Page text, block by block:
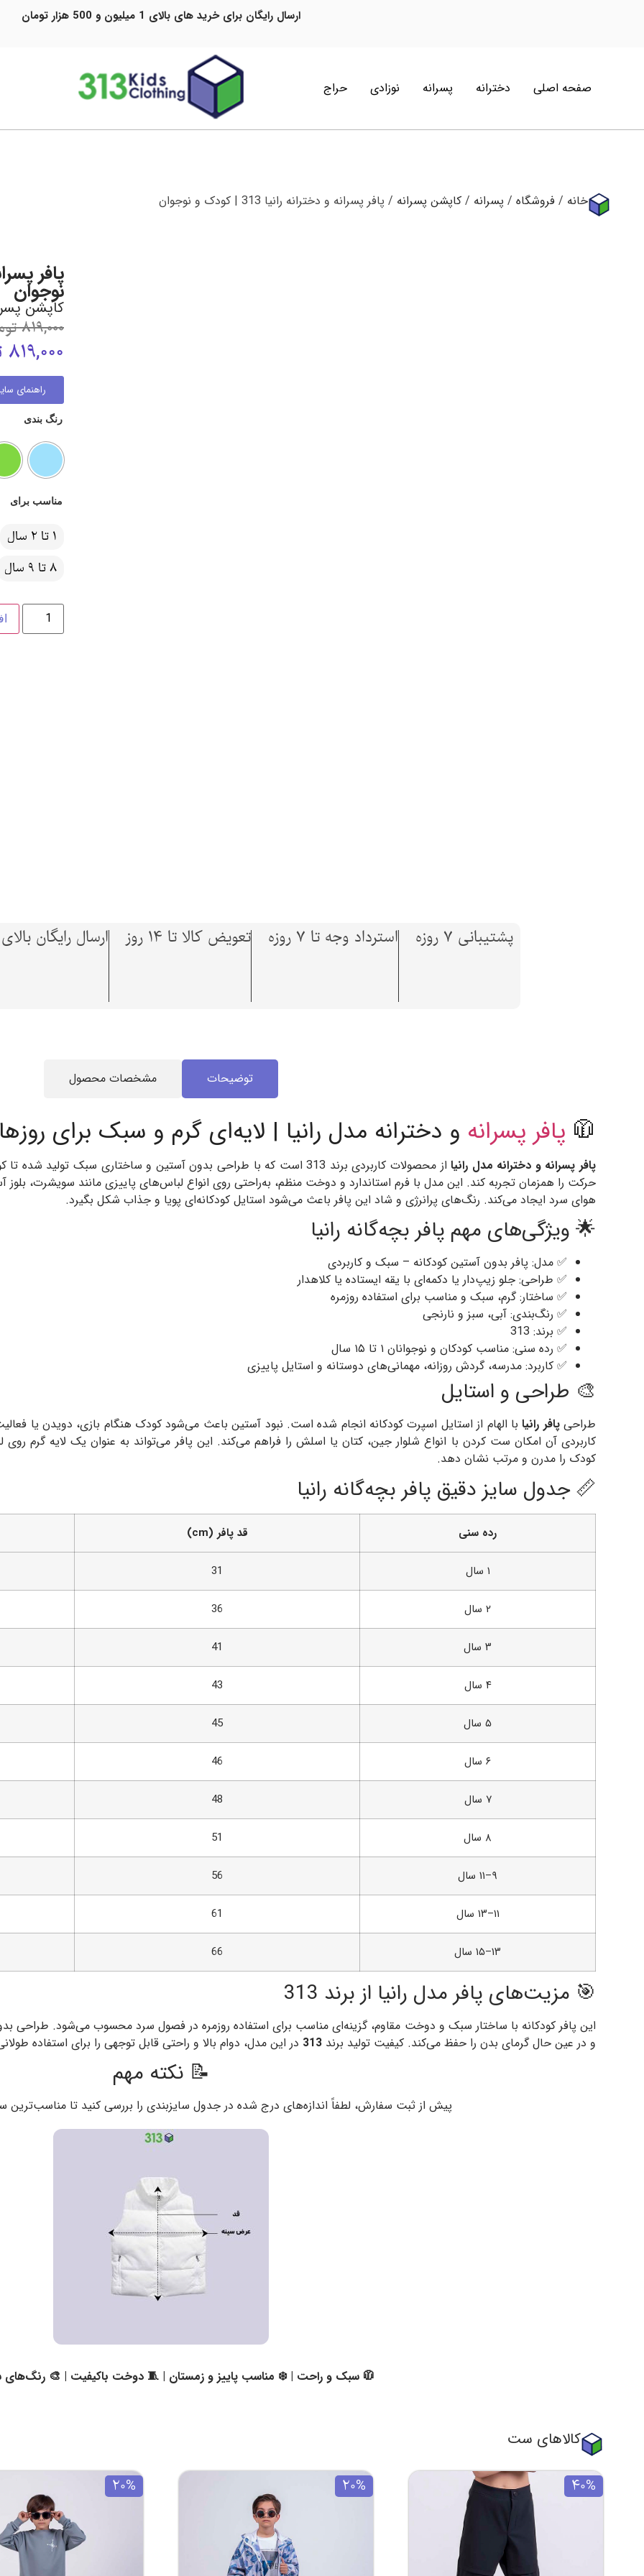
ارسال رایگان برای خرید های بالای 1 میلیون و 500 هزار تومان
صفحه اصلی دخترانه پسرانه نوزادی حراج
خانه / فروشگاه / پسرانه / کاپشن پسرانه / پافر پسرانه و دخترانه رانیا 313 | کودک و نوجوان
نوجوان
کاپشن
819,000
819,000
راهنمای
رنگ بندی
مناسب برای
1 تا 2 سال
8 تا 9 سال
پشتیبانی 7 روزه استرداد وجه تا 7 روزه تعویض کالا تا 14 روز ارسال رایگان بالای 1,500,000
توضیحات مشخصات محصول
🧥 پافر پسرانه و دخترانه مدل رانیا | لایه‌ای گرم و سبک برای
پافر پسرانه و دخترانه مدل رانیا
از محصولات کاربردی برند 313 است که با طراحی بدون آستین و ساختاری سبک
حرکت را همزمان تجربه کند. این مدل با فرم استاندارد و دوخت منظم، به‌راحتی روی انواع لباس‌های پاییزی مانند سویشرت،
هوای سرد ایجاد می‌کند. رنگ‌های پرانرژی و شاد این پافر باعث می‌شود استایل کودکانه‌ای پویا و جذاب شکل بگیرد.
🌟 ویژگی‌های مهم پافر بچه‌گانه رانیا
✅ مدل: پافر بدون آستین کودکانه – سبک و کاربردی
✅ طراحی: جلو زیپ‌دار یا دکمه‌ای با یقه ایستاده یا کلاهدار
✅ ساختار: گرم، سبک و مناسب برای استفاده روزمره
✅ رنگ‌بندی: آبی، سبز و نارنجی
✅ برند: 313
✅ رده سنی: مناسب کودکان و نوجوانان ۱ تا ۱۵ سال
✅ کاربرد: مدرسه، گردش روزانه، مهمانی‌های دوستانه و استایل پاییزی
🎨 طراحی و استایل
طراحیپافر رانیابا الهام از استایل اسپرت کودکانه انجام شده است. نبود آستین باعث می‌شود کودک هنگام بازی، دویدن یا
کاربردی آن امکان ست کردن با انواع شلوار جین، کتان یا اسلش را فراهم می‌کند. این پافر می‌تواند به عنوان یک لایه گرم
کودک را مدرن و مرتب نشان دهد.
📏 جدول سایز دقیق پافر بچه‌گانه رانیا
رده سنی قد پافر (cm)
۱ سال 31
۲ سال 36
۳ سال 41
۴ سال 43
۵ سال 45
۶ سال 46
۷ سال 48
۸ سال 51
۹–۱۱ سال 56
۱۱–۱۳ سال 61
۱۳–۱۵ سال 66
🎯 مزیت‌های پافر مدل رانیا از برند 313
این پافر کودکانه با ساختار سبک و دوخت مقاوم، گزینه‌ای مناسب برای استفاده روزمره در فصول سرد محسوب می‌شود. طراحی
و در عین حال گرمای بدن را حفظ می‌کند. کیفیت تولید برند 313 در این مدل، دوام بالا و راحتی قابل توجهی را برای استفاده
📝 نکته مهم
پیش از ثبت سفارش، لطفاً اندازه‌های درج شده در جدول سایزبندی را بررسی کنید تا مناسب‌ترین
🧥 سبک و راحت | ❄️ مناسب پاییز و زمستان | 🧵 دوخت باکیفیت | 🎨 رنگ‌های
کالاهای ست
40%
20%
20%